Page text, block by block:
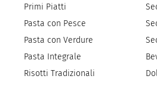
Primi Piatti
Pasta con Pesce
Pasta con Verdure
Pasta Integrale
Risotti Tradizionali